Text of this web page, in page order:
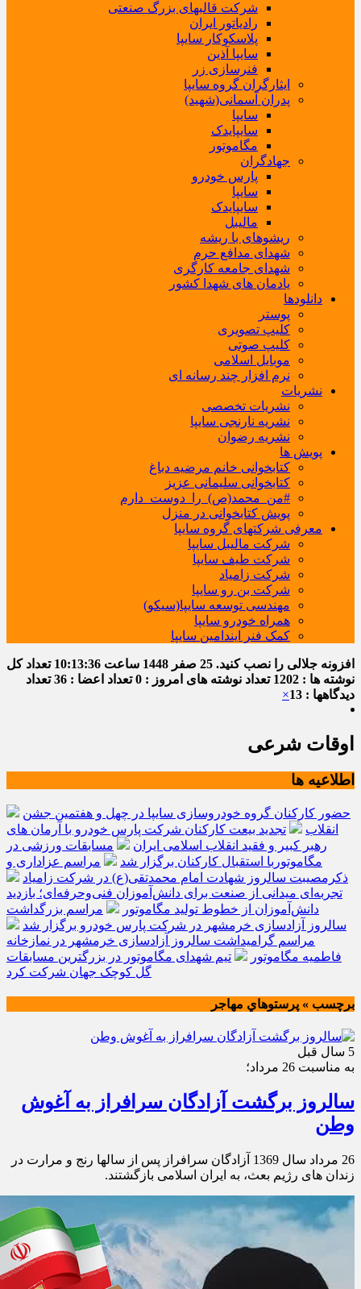
شرکت قالبهای بزرگ صنعتی
رادیاتور ایران
پلاسکوکار سایپا
سایپا آذین
فنرسازی زر
ایثارگران گروه سایپا
پدران آسمانی(شهید)
سایپا
سایپایدک
مگاموتور
جهادگران
پارس خودرو
سایپا
سایپایدک
مالیبل
ریشوهای با ریشه
شهدای مدافع حرم
شهدای جامعه کارگری
یادمان های شهدا کشور
دانلودها
پوستر
کلیپ تصویری
کلیپ صوتی
موبایل اسلامی
نرم افزار چند رسانه ای
نشریات
نشریات تخصصی
نشریه نارنجی سایپا
نشریه رضوان
پویش ها
کتابخوانی خانم مرضیه دباغ
کتابخوانی سلیمانی عزیز
#من_محمد(ص)_را_دوست_دارم
پویش کتابخوانی در منزل
معرفی شرکتهای گروه سایپا
شرکت مالیبل سایپا
شرکت طیف سایپا
شرکت زامیاد
شرکت بن رو سایپا
مهندسی توسعه سایپا(سیکو)
همراه خودرو سایپا
کمک فنر ایندامین سایپا
افزونه جلالی را نصب کنید. 25 صفر 1448 ساعت 10:13:37 تعداد کل
نوشته ها : 1202
تعداد نوشته های امروز : 0 تعداد اعضا : 36
تعداد
دیدگاهها : 13
×
اوقات شرعی
اطلاعیه ها
حضور کارکنان گروه خودروسازی سایپا در چهل و هفتمین جشن
انقلاب
تجدید بیعت کارکنان شرکت پارس خودرو با آرمان های
رهبر کبیر و فقید انقلاب اسلامی ایران
مسابقات ورزشی در
مگاموتوربا استقبال کارکنان برگزار شد
مراسم عزاداری و
ذکرمصیبت سالروز شهادت امام محمدتقی(ع) در شرکت زامیاد
تجربه‌ای میدانی از صنعت برای دانش‌آموزان فنی‌وحرفه‌ای؛ بازدید
دانش‌آموزان از خطوط تولید مگاموتور
مراسم بزرگداشت
سالروز آزادسازی خرمشهر در شرکت پارس خودرو برگزار شد
مراسم گرامیداشت سالروز آزادسازی خرمشهر در نمازخانه
فاطمیه مگاموتور
تیم شهدای مگاموتور در بزرگترین مسابقات
گل کوچک جهان شرکت کرد
برچسب » پرستوهاي مهاجر
5 سال قبل
به مناسبت 26 مرداد؛
سالروز برگشت آزادگان سرافراز به آغوش
وطن
26 مرداد سال 1369 آزادگان سرافراز پس از سالها رنج و مرارت در
زندان های رژیم بعث، به ایران اسلامی بازگشتند.